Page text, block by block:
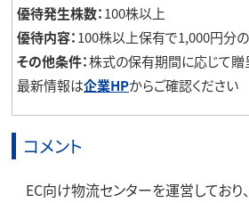
優待発生株数：100株以上
優待内容：100株以上保有で1,000円分
その他条件：株式の保有期間に応じて贈
最新情報は企業HPからご確認ください
コメント
EC向け物流センターを運営しており